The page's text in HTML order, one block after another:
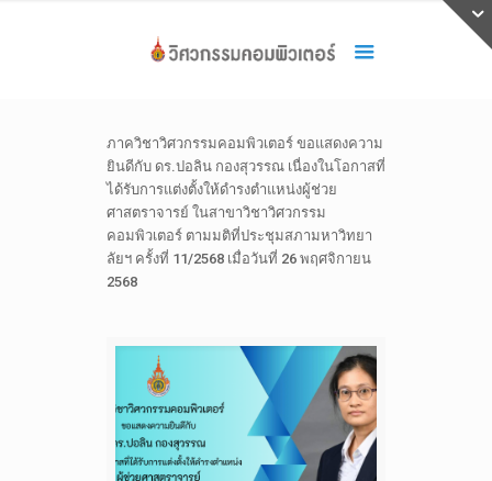
ภาควิชาวิศวกรรมคอมพิวเตอร์ ขอแสดงความ
ยินดีกับ ดร.ปอลิน กองสุวรรณ เนื่องในโอกาสที่
ได้รับการแต่งตั้งให้ดำรงตำแหน่งผู้ช่วย
ศาสตราจารย์ ในสาขาวิชาวิศวกรรม
คอมพิวเตอร์ ตามมติที่ประชุมสภามหาวิทยา
ลัยฯ ครั้งที่ 11/2568 เมื่อวันที่ 26 พฤศจิกายน
2568